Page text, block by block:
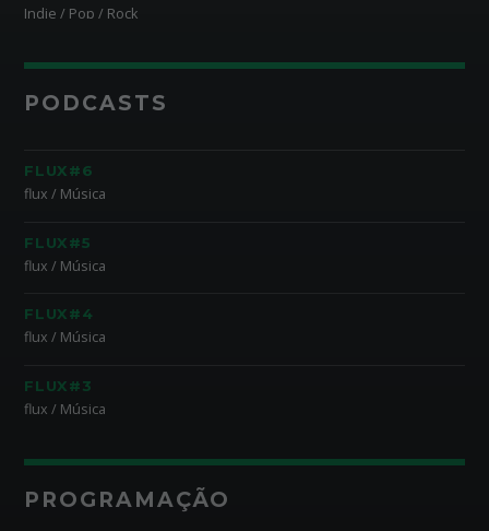
Indie / Pop / Rock
PODCASTS
FLUX#6
flux / Música
FLUX#5
flux / Música
FLUX#4
flux / Música
FLUX#3
flux / Música
PROGRAMAÇÃO